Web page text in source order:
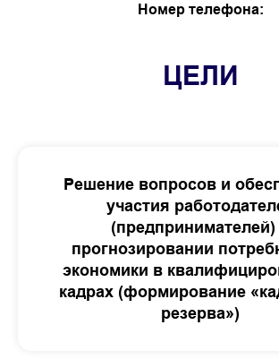
Номер телефона:
ЦЕЛИ
Решение вопросов и
участия
(предпринимателей)
прогнозировании
экономики в
кадрах (формирование
резерва»)